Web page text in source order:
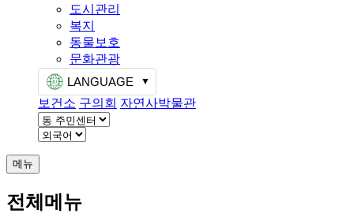
도시관리
복지
동물보호
문화관광
LANGUAGE
보건소 구의회 자연사박물관
메뉴
전체메뉴